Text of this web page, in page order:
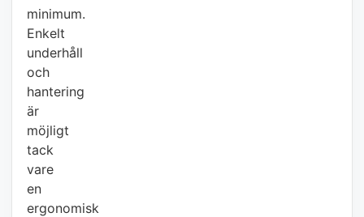
minimum.
Enkelt
underhåll
och
hantering
är
möjligt
tack
vare
en
ergonomisk